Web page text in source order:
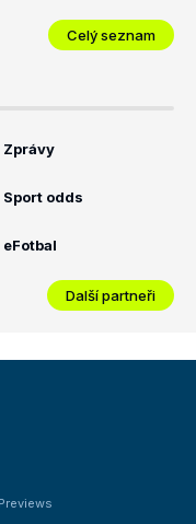
Celý seznam
Zprávy
Sport odds
eFotbal
Další partneři